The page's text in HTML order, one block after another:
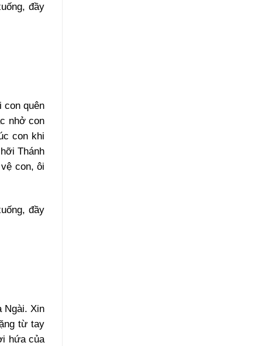
đầy
con quên
nhở con
con khi
Thánh
con, ôi
đầy
Ngài. Xin
từ tay
hứa của